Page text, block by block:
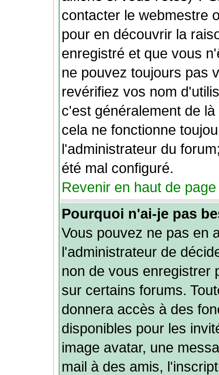
contacter le webmestre
pour en découvrir la
enregistré et que vous
ne pouvez toujours pas
revérifiez vos nom
c'est généralement de
cela ne fonctionne
l'administrateur du
été mal configuré.
Revenir en haut de page
Pourquoi n'ai-je pas
Vous pouvez ne pas en
l'administrateur de
non de vous enregistrer
sur certains forums.
donnera accès à des
disponibles pour les
image avatar, une
mail à des amis,